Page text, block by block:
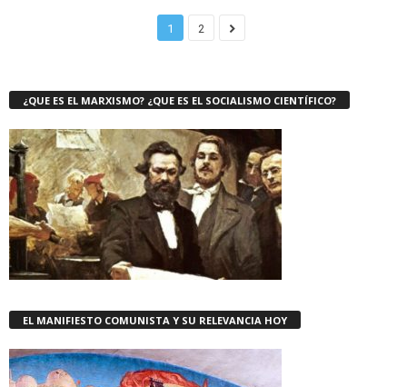
1 2
¿QUE ES EL MARXISMO? ¿QUE ES EL SOCIALISMO CIENTÍFICO?
EL MANIFIESTO COMUNISTA Y SU RELEVANCIA HOY